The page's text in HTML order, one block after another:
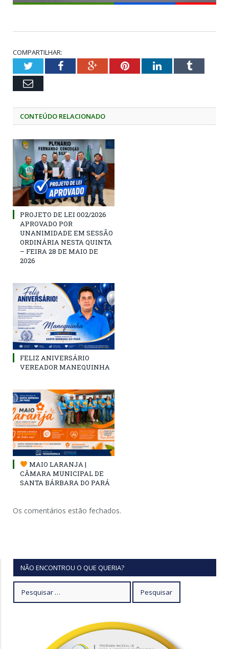
COMPARTILHAR:
TwitterFacebookGoogle+PinterestLinkedInTumblr
Email
CONTEÚDO RELACIONADO
PROJETO DE LEI 002/2026
APROVADO POR
UNANIMIDADE EM SESSÃO
ORDINÁRIA NESTA QUINTA
– FEIRA 28 DE MAIO DE
2026
FELIZ ANIVERSÁRIO
VEREADOR MANEQUINHA
MAIO LARANJA |
CÂMARA MUNICIPAL DE
SANTA BÁRBARA DO PARÁ
Os comentários estão fechados.
NÃO ENCONTROU O QUE QUERIA?